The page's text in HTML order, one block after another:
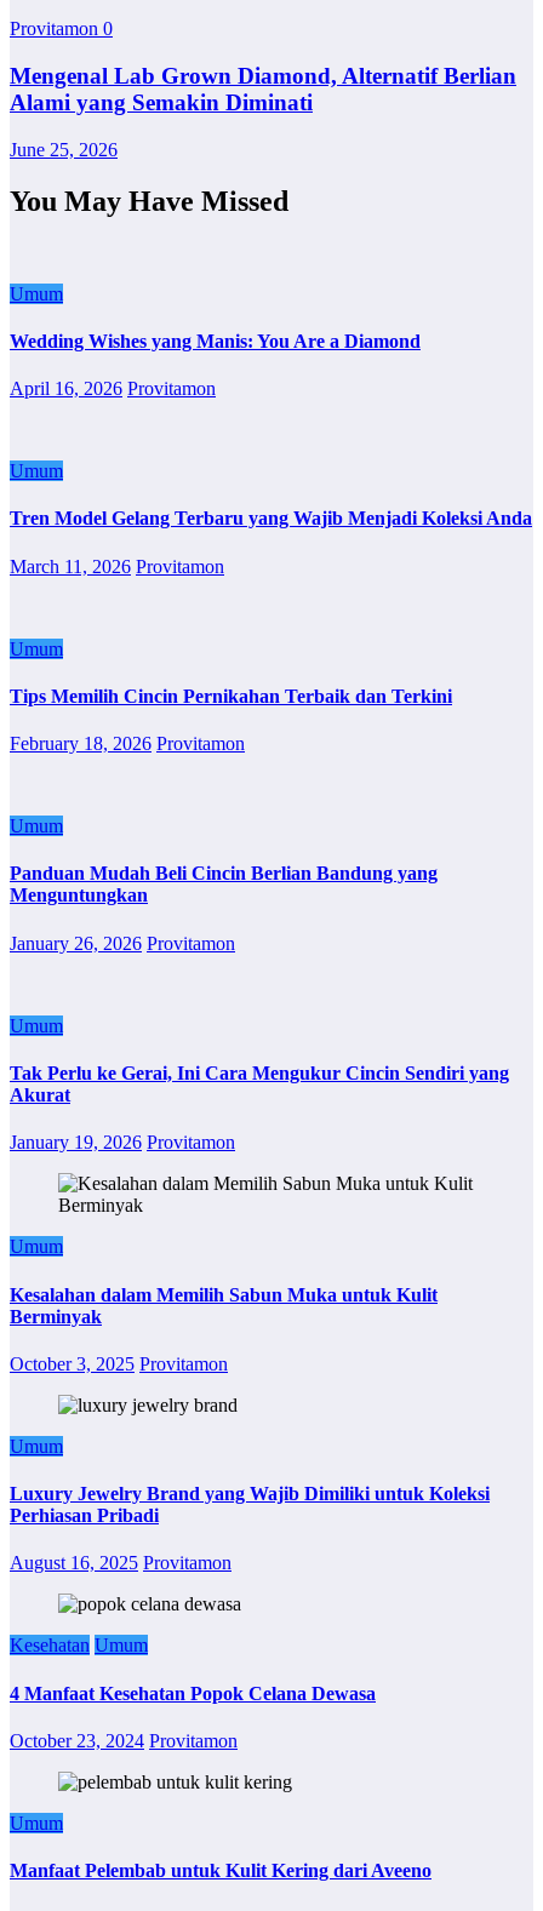
Provitamon 0
Mengenal Lab Grown Diamond, Alternatif Berlian
Alami yang Semakin Diminati
June 25, 2026
You May Have Missed
Umum
Wedding Wishes yang Manis: You Are a Diamond
April 16, 2026 Provitamon
Umum
Tren Model Gelang Terbaru yang Wajib Menjadi Koleksi Anda
March 11, 2026 Provitamon
Umum
Tips Memilih Cincin Pernikahan Terbaik dan Terkini
February 18, 2026 Provitamon
Umum
Panduan Mudah Beli Cincin Berlian Bandung yang
Menguntungkan
January 26, 2026 Provitamon
Umum
Tak Perlu ke Gerai, Ini Cara Mengukur Cincin Sendiri yang
Akurat
January 19, 2026 Provitamon
Umum
Kesalahan dalam Memilih Sabun Muka untuk Kulit
Berminyak
October 3, 2025 Provitamon
Umum
Luxury Jewelry Brand yang Wajib Dimiliki untuk Koleksi
Perhiasan Pribadi
August 16, 2025 Provitamon
Kesehatan Umum
4 Manfaat Kesehatan Popok Celana Dewasa
October 23, 2024 Provitamon
Umum
Manfaat Pelembab untuk Kulit Kering dari Aveeno